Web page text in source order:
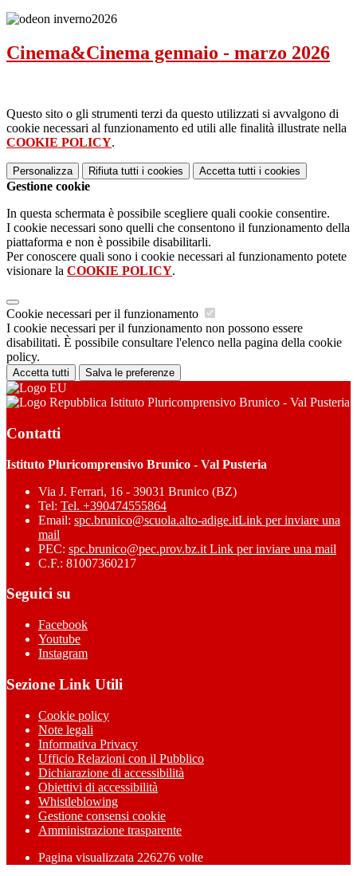
Cinema&Cinema gennaio - marzo 2026
Questo sito o gli strumenti terzi da questo utilizzati si avvalgono di
cookie necessari al funzionamento ed utili alle finalità illustrate nella
COOKIE POLICY.
Personalizza Rifiuta tutti i cookies Accetta tutti i cookies
Gestione cookie
In questa schermata è possibile scegliere quali cookie consentire.
I cookie necessari sono quelli che consentono il funzionamento della
piattaforma e non è possibile disabilitarli.
Per conoscere quali sono i cookie necessari al funzionamento potete
visionare la COOKIE POLICY.
Cookie necessari per il funzionamento
I cookie necessari per il funzionamento non possono essere
disabilitati. È possibile consultare l'elenco nella pagina della cookie
policy.
Accetta tutti Salva le preferenze
Istituto Pluricomprensivo Brunico - Val Pusteria
Contatti
Istituto Pluricomprensivo Brunico - Val Pusteria
Via J. Ferrari, 16 - 39031 Brunico (BZ)
Tel: Tel. +390474555864
Email: spc.brunico@scuola.alto-adige.itLink per inviare una
mail
PEC: spc.brunico@pec.prov.bz.it Link per inviare una mail
C.F.: 81007360217
Seguici su
Facebook
Youtube
Instagram
Sezione Link Utili
Cookie policy
Note legali
Informativa Privacy
Ufficio Relazioni con il Pubblico
Dichiarazione di accessibilità
Obiettivi di accessibilità
Whistleblowing
Gestione consensi cookie
Amministrazione trasparente
Pagina visualizzata 226276 volte